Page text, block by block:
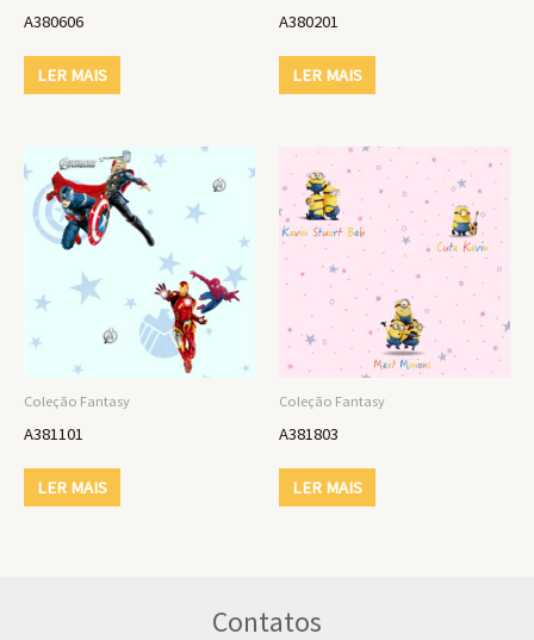
A380606
LER MAIS
A380201
LER MAIS
Coleção Fantasy
A381101
LER MAIS
Coleção Fantasy
A381803
LER MAIS
Contatos